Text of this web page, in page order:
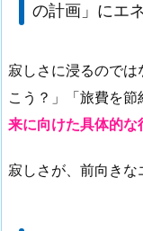
の計画」にエ
寂しさに浸るので
こう？」「旅費を節
来に向けた具体的な
寂しさが、前向きな